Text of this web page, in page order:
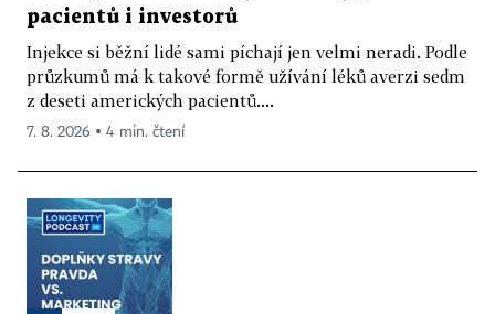
pacientů i investorů
Injekce si běžní lidé sami píchají jen velmi neradi. Podle
průzkumů má k takové formě užívání léků averzi sedm
z deseti amerických pacientů....
7. 8. 2026 ▪ 4 min. čtení